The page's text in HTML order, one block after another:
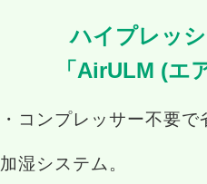
ハイプレッ
「AirULM (エ
・コンプレッサー不要
加湿システム。